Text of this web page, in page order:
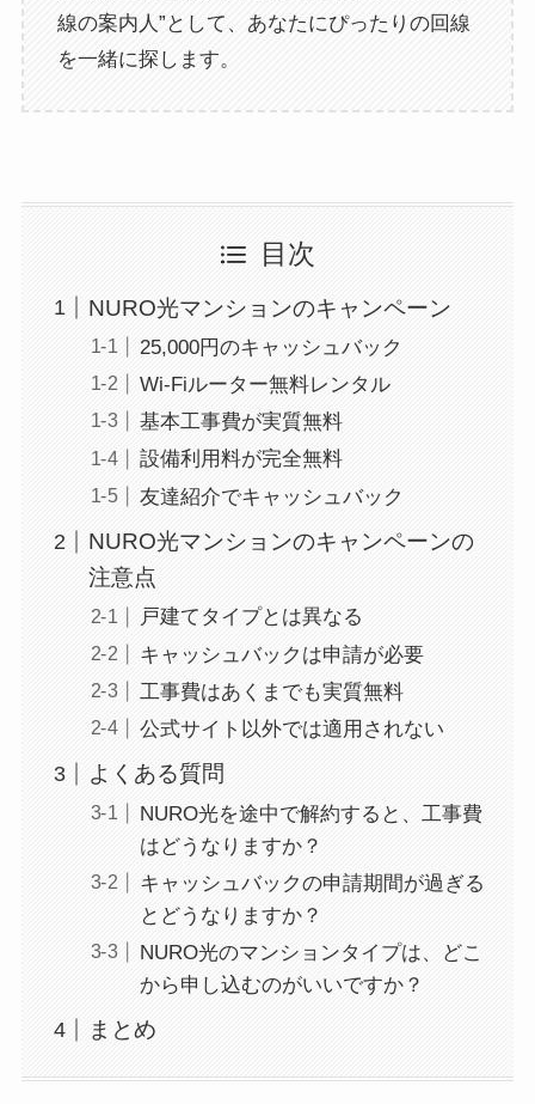
線の案内人”として、あなたにぴったりの回線
を一緒に探します。
目次
NURO光マンションのキャンペーン
25,000円のキャッシュバック
Wi-Fiルーター無料レンタル
基本工事費が実質無料
設備利用料が完全無料
友達紹介でキャッシュバック
NURO光マンションのキャンペーンの
注意点
戸建てタイプとは異なる
キャッシュバックは申請が必要
工事費はあくまでも実質無料
公式サイト以外では適用されない
よくある質問
NURO光を途中で解約すると、工事費
はどうなりますか？
キャッシュバックの申請期間が過ぎる
とどうなりますか？
NURO光のマンションタイプは、どこ
から申し込むのがいいですか？
まとめ